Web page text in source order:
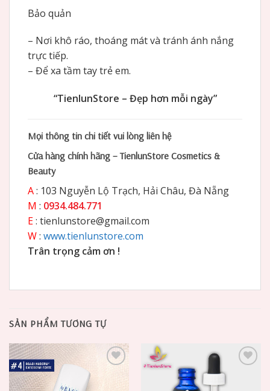
Bảo quản
– Nơi khô ráo, thoáng mát và tránh ánh nắng
trực tiếp.
– Để xa tầm tay trẻ em.
“TienlunStore – Đẹp hơn mỗi ngày”
Mọi thông tin chi tiết vui lòng liên hệ
Cửa hàng chính hãng – TienlunStore Cosmetics &
Beauty
A: 103 Nguyễn Lộ Trạch, Hải Châu, Đà Nẵng
M : 0934.484.771
E: tienlunstore@gmail.com
W: www.tienlunstore.com
Trân trọng cảm ơn !
SẢN PHẨM TƯƠNG TỰ